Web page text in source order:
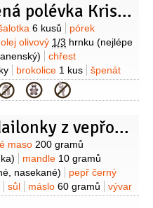
Zelená polévka Kristie Alley
6 kusů
pórek
olej olivový 1/3 hrnku (nejlépe
chřest
brokolice 1 kus
špenát
(čerstvý, listový)
(nejlépe z z bio kuřete)
pepř
Medailonky z vepřové panenky pečené v mandlové krustě
maso 200 gramů
mandle 10 gramů
nasekané)
pepř černý
sůl máslo 60 gramů
vývar